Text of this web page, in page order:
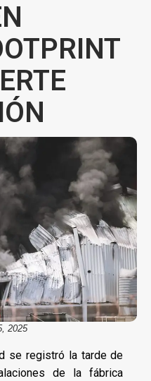
2025
se registró la tarde de
de la fábrica